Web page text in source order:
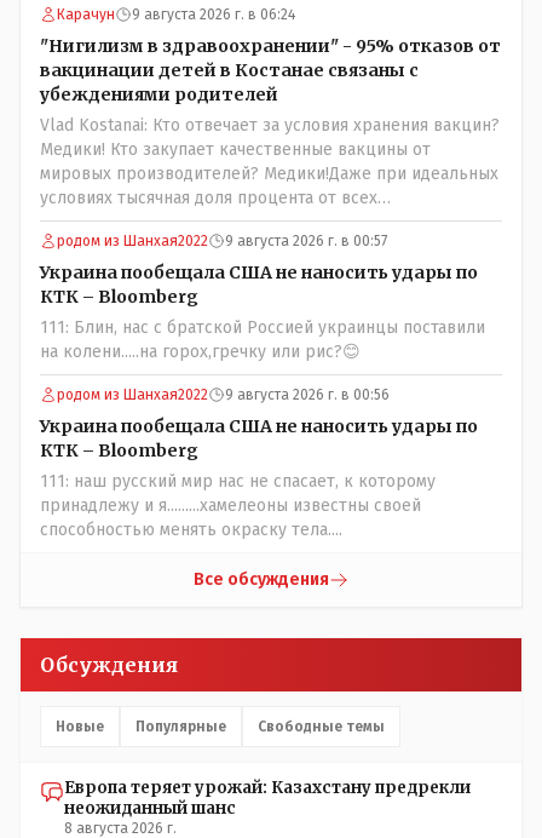
НЕОДНОКРАТНО, указывал и многократно на недостатки
Назарбая и предлагал ему самому ДОБРОВОЛЬНО уйти с
поста Президента.
Карачун 9 августа 2026 г. в 06:24
"Нигилизм в здравоохранении" - 95% отказов от
вакцинации детей в Костанае связаны с
убеждениями родителей
Vlad Kostanai: Кто отвечает за условия хранения вакцин?
Медики! Кто закупает качественные вакцины от
мировых производителей? Медики!Даже при идеальных
условиях тысячная доля процента от всех
вакцинированных может иметь плохие последствия от
прививки. Бумага нужна как защита от дол.....бов не
дружащих с школьными курсами предметов, в
частности биологии и математики. Vlad Kostanai: Поэтому
люди и отказываются и я в том числе своих не
прививал.Лично я вам и тем другим людям благодарен.
Добровольные действия направленные на сокращение
частотности появления в популяции соответствующих
комбинаций генов заслуживают благодарности. Мы и
без того основательно загубили нормальный
естественный отбор.
родом из Шанхая2022 9 августа 2026 г. в 00:57
Украина пообещала США не наносить удары по
КТК – Bloomberg
111: Блин, нас с братской Россией украинцы поставили
на колени.....на горох,гречку или рис?😊
родом из Шанхая2022 9 августа 2026 г. в 00:56
Украина пообещала США не наносить удары по
КТК – Bloomberg
111: наш русский мир нас не спасает, к которому
принадлежу и я.........хамелеоны известны своей
способностью менять окраску тела....
Все обсуждения
Обсуждения
Новые Популярные Свободные темы
Европа теряет урожай: Казахстану предрекли
неожиданный шанс
8 августа 2026 г.